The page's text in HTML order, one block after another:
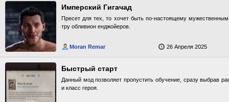
Имперский Гигачад
Пресет для тех, то хочет быть по-настоящему
тру обливион енджойеров.
Moran Remar 26 Апреля 2025
Быстрый старт
Данный мод позволяет пропустить обучение, сразу выбрав
и класс героя.